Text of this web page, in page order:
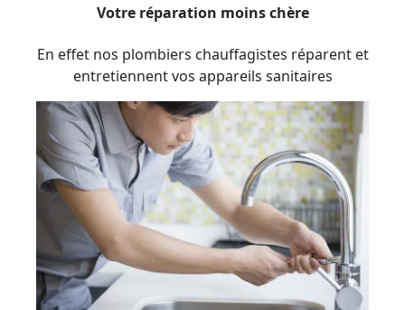
Votre réparation moins chère
En effet nos plombiers chauffagistes réparent et
entretiennent vos appareils sanitaires